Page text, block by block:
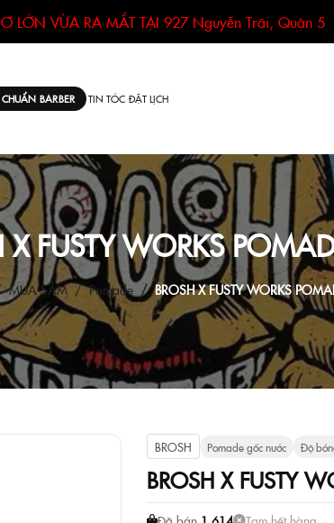
LỚN VỪA RA MẮT TẠI 927 Nguyễn Trãi, Quận 5
BARBER TIN TÓC ĐẶT LỊCH
X FUSTY WORKS
MUA SẮM Pomade BROSH X FUSTY WORKS
BROSH Pomade gốc nước Độ
BROSH X FUSTY